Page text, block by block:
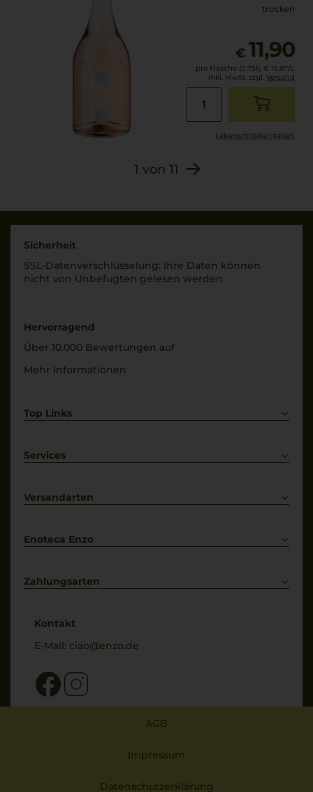
trocken
€ 11,90
pro Flasche (0.75l), € 15,87/L
inkl. MwSt. zzgl. Versand
Lebensmittel­angaben
1 von 11
Sicherheit
SSL-Daten­verschlüs­selung: Ihre Daten können
nicht von Unbe­fugten gelesen werden.
Hervorragend
Über 10.000 Bewertungen auf
Mehr Informationen
Top Links
Weißwein
Services
Kontakt
Versandarten
Enoteca Enzo
Bewertungs-Richtlinien
Zahlungsarten
Kontakt
E-Mail: ciao@enzo.de
AGB
Impressum
Datenschutzerklärung